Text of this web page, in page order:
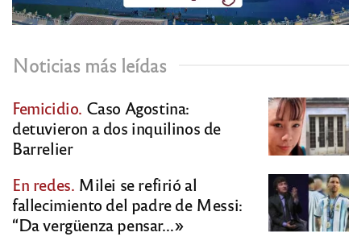
Noticias más leídas
Femicidio. Caso Agostina:
detuvieron a dos inquilinos de
Barrelier
En redes. Milei se refirió al
fallecimiento del padre de Messi:
“Da vergüenza pensar…»